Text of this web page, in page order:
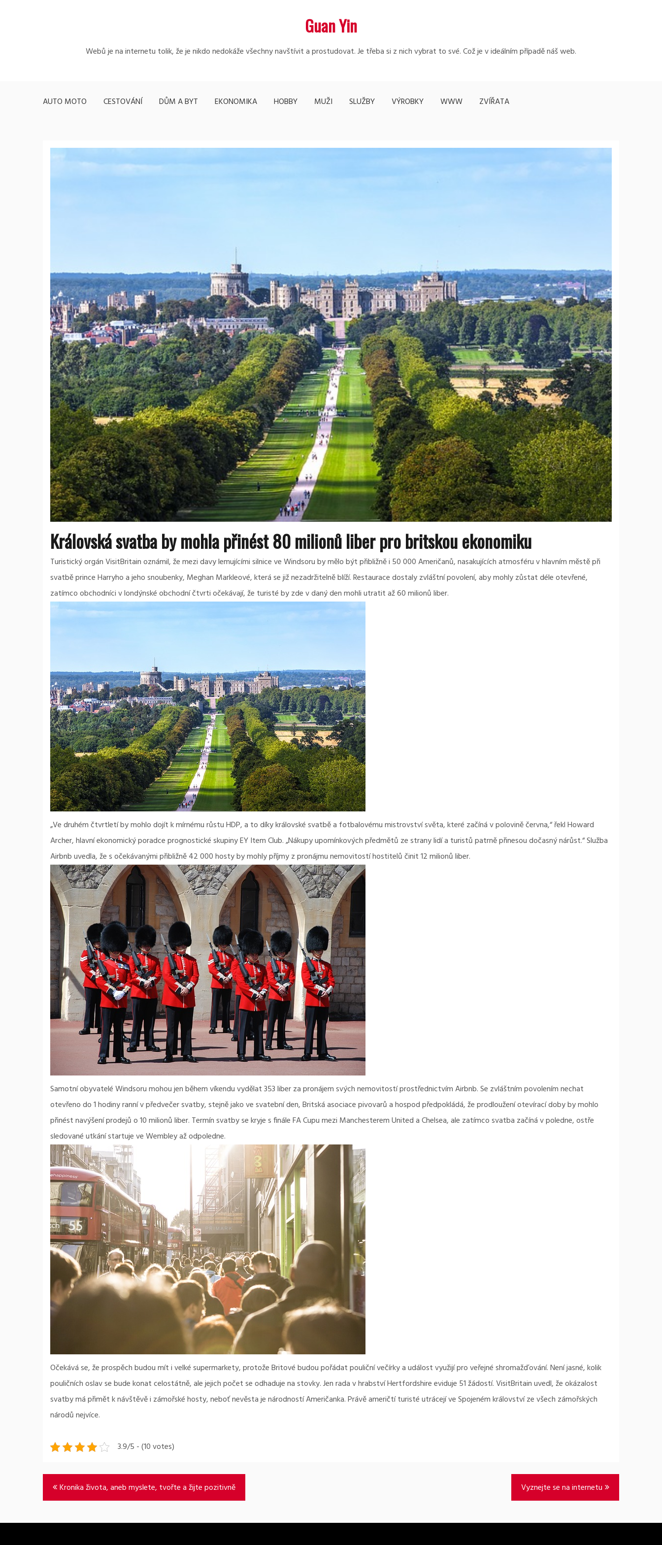
Guan Yin
Webů je na internetu tolik, že je nikdo nedokáže všechny navštívit a prostudovat. Je třeba si z nich vybrat to své. Což je v ideálním případě náš web.
AUTO MOTO CESTOVÁNÍ DŮM A BYT EKONOMIKA HOBBY MUŽI SLUŽBY VÝROBKY WWW ZVÍŘATA
Královská svatba by mohla přinést 80 milionů liber pro britskou ekonomiku
Turistický orgán VisitBritain oznámil, že mezi davy lemujícími silnice ve Windsoru by mělo být přibližně i 50 000 Američanů, nasakujících atmosféru v hlavním městě při
svatbě prince Harryho a jeho snoubenky, Meghan Markleové, která se již nezadržitelně blíží. Restaurace dostaly zvláštní povolení, aby mohly zůstat déle otevřené,
zatímco obchodníci v londýnské obchodní čtvrti očekávají, že turisté by zde v daný den mohli utratit až 60 milionů liber.
„Ve druhém čtvrtletí by mohlo dojít k mírnému růstu HDP, a to díky královské svatbě a fotbalovému mistrovství světa, které začíná v polovině června,“ řekl Howard
Archer, hlavní ekonomický poradce prognostické skupiny EY Item Club. „Nákupy upomínkových předmětů ze strany lidí a turistů patrně přinesou dočasný nárůst.“ Služba
Airbnb uvedla, že s očekávanými přibližně 42 000 hosty by mohly příjmy z pronájmu nemovitostí hostitelů činit 12 milionů liber.
Samotní obyvatelé Windsoru mohou jen během víkendu vydělat 353 liber za pronájem svých nemovitostí prostřednictvím Airbnb. Se zvláštním povolením nechat
otevřeno do 1 hodiny ranní v předvečer svatby, stejně jako ve svatební den, Britská asociace pivovarů a hospod předpokládá, že prodloužení otevírací doby by mohlo
přinést navýšení prodejů o 10 milionů liber. Termín svatby se kryje s finále FA Cupu mezi Manchesterem United a Chelsea, ale zatímco svatba začíná v poledne, ostře
sledované utkání startuje ve Wembley až odpoledne.
Očekává se, že prospěch budou mít i velké supermarkety, protože Britové budou pořádat pouliční večírky a událost využijí pro veřejné shromažďování. Není jasné, kolik
pouličních oslav se bude konat celostátně, ale jejich počet se odhaduje na stovky. Jen rada v hrabství Hertfordshire eviduje 51 žádostí. VisitBritain uvedl, že okázalost
svatby má přimět k návštěvě i zámořské hosty, neboť nevěsta je národností Američanka. Právě američtí turisté utrácejí ve Spojeném království ze všech zámořských
národů nejvíce.
3.9/5 - (10 votes)
Navigace
pro
Kronika života, aneb myslete, tvořte a žijte pozitivně Vyznejte se na internetu